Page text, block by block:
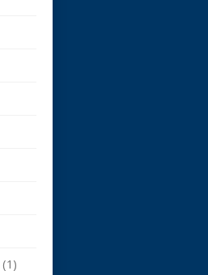
(1)